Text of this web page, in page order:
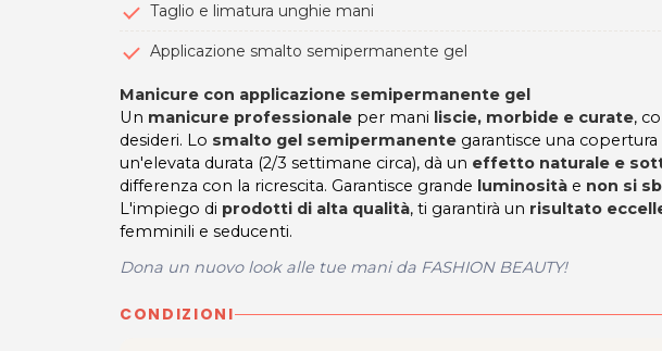
Taglio e limatura unghie mani
Applicazione smalto semipermanente gel
Manicure con applicazione semipermanente gel
Un manicure professionale per mani liscie, morbide e curate,
desideri. Lo smalto gel semipermanente garantisce una
un'elevata durata (2/3 settimane circa), dà un effetto naturale e
differenza con la ricrescita. Garantisce grande luminosità e non si
L'impiego di prodotti di alta qualità, ti garantirà un risultato
femminili e seducenti.
Dona un nuovo look alle tue mani da FASHION BEAUTY!
CONDIZIONI